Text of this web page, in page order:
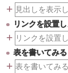
+ 見出しを表示
リンクを設置し
+ リンクを設置
表を書いてみる
+ 表を書いてみる